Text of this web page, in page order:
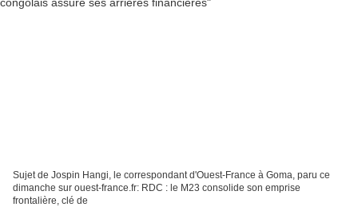
Sujet de Jospin Hangi, le correspondant d'Ouest-France à Goma, paru ce
dimanche sur ouest-france.fr: RDC : le M23 consolide son emprise
frontalière, clé de